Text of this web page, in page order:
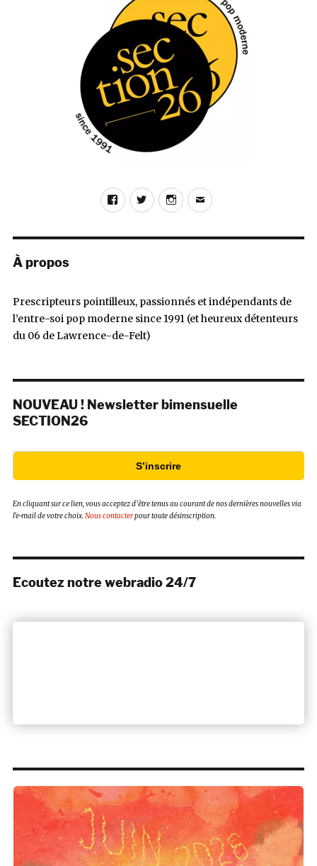
Reward
(Bedroom
Records)
FacebookTwitterInstagram
E-
À propos
Prescripteurs pointilleux, passionnés et indépendants de
l’entre-soi pop moderne since 1991 (et heureux détenteurs
du 06 de Lawrence-de-Felt)
NOUVEAU ! Newsletter bimensuelle
SECTION26
S’inscrire
En cliquant sur ce lien, vous acceptez d’être tenus au courant de nos dernières nouvelles via
l’e-mail de votre choix.Nous contacterpour toute désinscription.
Ecoutez notre webradio 24/7